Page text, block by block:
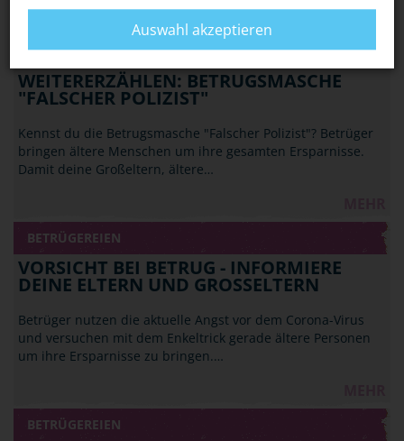
BETRÜGEREIEN
WEITERERZÄHLEN: BETRUGSMASCHE
"FALSCHER POLIZIST"
Kennst du die Betrugsmasche "Falscher Polizist"? Betrüger
bringen ältere Menschen um ihre gesamten Ersparnisse.
Damit deine Großeltern, ältere…
BETRÜGEREIEN
VORSICHT BEI BETRUG - INFORMIERE
DEINE ELTERN UND GROSSELTERN
Betrüger nutzen die aktuelle Angst vor dem Corona-Virus
und versuchen mit dem Enkeltrick gerade ältere Personen
um ihre Ersparnisse zu bringen.…
BETRÜGEREIEN
Auswahl akzeptieren